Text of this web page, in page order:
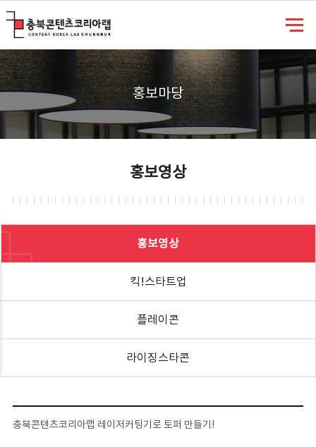
홍보마당
홍보영상
홍보영상
킥!스타트업
플레이콘
라이징스타콘
충북콘텐츠코리아랩 레이저커팅기로 토퍼 만들기!